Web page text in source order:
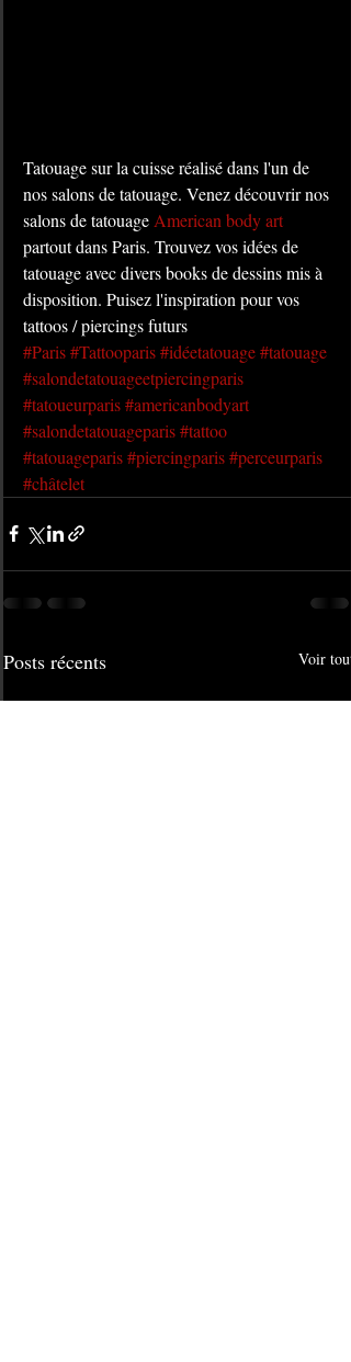
Tatouage sur la cuisse réalisé dans l'un de
nos salons de tatouage. Venez découvrir nos
salons de tatouage American body art
partout dans Paris. Trouvez vos idées de
tatouage avec divers books de dessins mis à
disposition. Puisez l'inspiration pour vos
tattoos / piercings futurs
#Paris#Tattooparis#idéetatouage#tatouage
#salondetatouageetpiercingparis
#tatoueurparis#americanbodyart
#salondetatouageparis#tattoo
#tatouageparis#piercingparis#perceurparis
#châtelet
Posts récents Voir tout